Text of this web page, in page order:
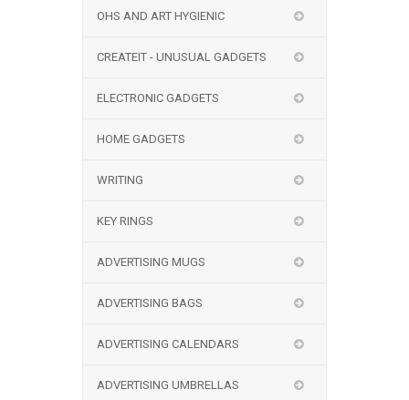
OHS AND ART HYGIENIC
CREATEIT - UNUSUAL GADGETS
ELECTRONIC GADGETS
HOME GADGETS
WRITING
KEY RINGS
ADVERTISING MUGS
ADVERTISING BAGS
ADVERTISING CALENDARS
ADVERTISING UMBRELLAS